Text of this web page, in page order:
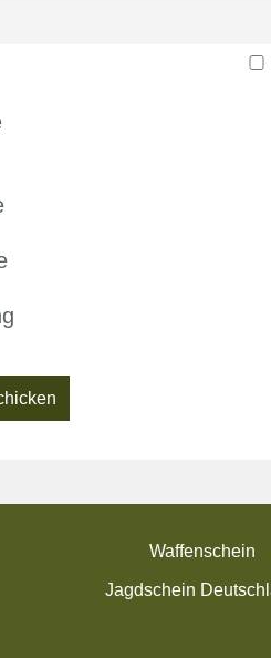
Waffenschein
Jagdschein